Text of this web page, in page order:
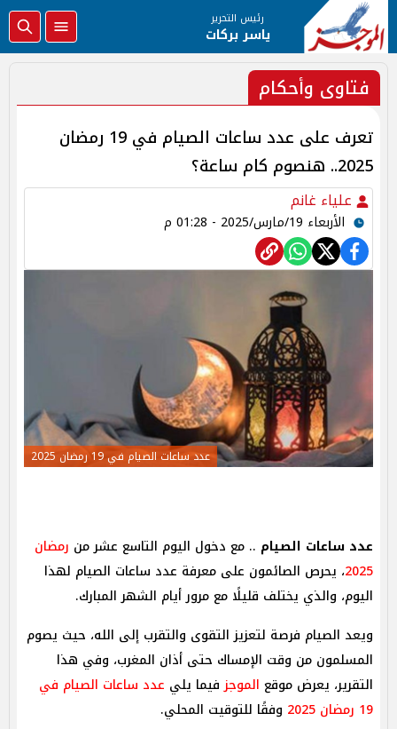
رئيس التحرير
ياسر بركات
فتاوى وأحكام
تعرف على عدد ساعات الصيام في 19 رمضان
2025.. هنصوم كام ساعة؟
علياء غانم
الأربعاء 19/مارس/2025 - 01:28 م
عدد ساعات الصيام في 19 رمضان 2025
عدد ساعات الصيام .. مع دخول اليوم التاسع عشر من رمضان
2025، يحرص الصائمون على معرفة عدد ساعات الصيام لهذا
اليوم، والذي يختلف قليلًا مع مرور أيام الشهر المبارك.
ويعد الصيام فرصة لتعزيز التقوى والتقرب إلى الله، حيث يصوم
المسلمون من وقت الإمساك حتى أذان المغرب، وفي هذا
التقرير، يعرض موقع الموجزفيما يلي عدد ساعات الصيام في
19 رمضان 2025
وفقًا للتوقيت المحلي.